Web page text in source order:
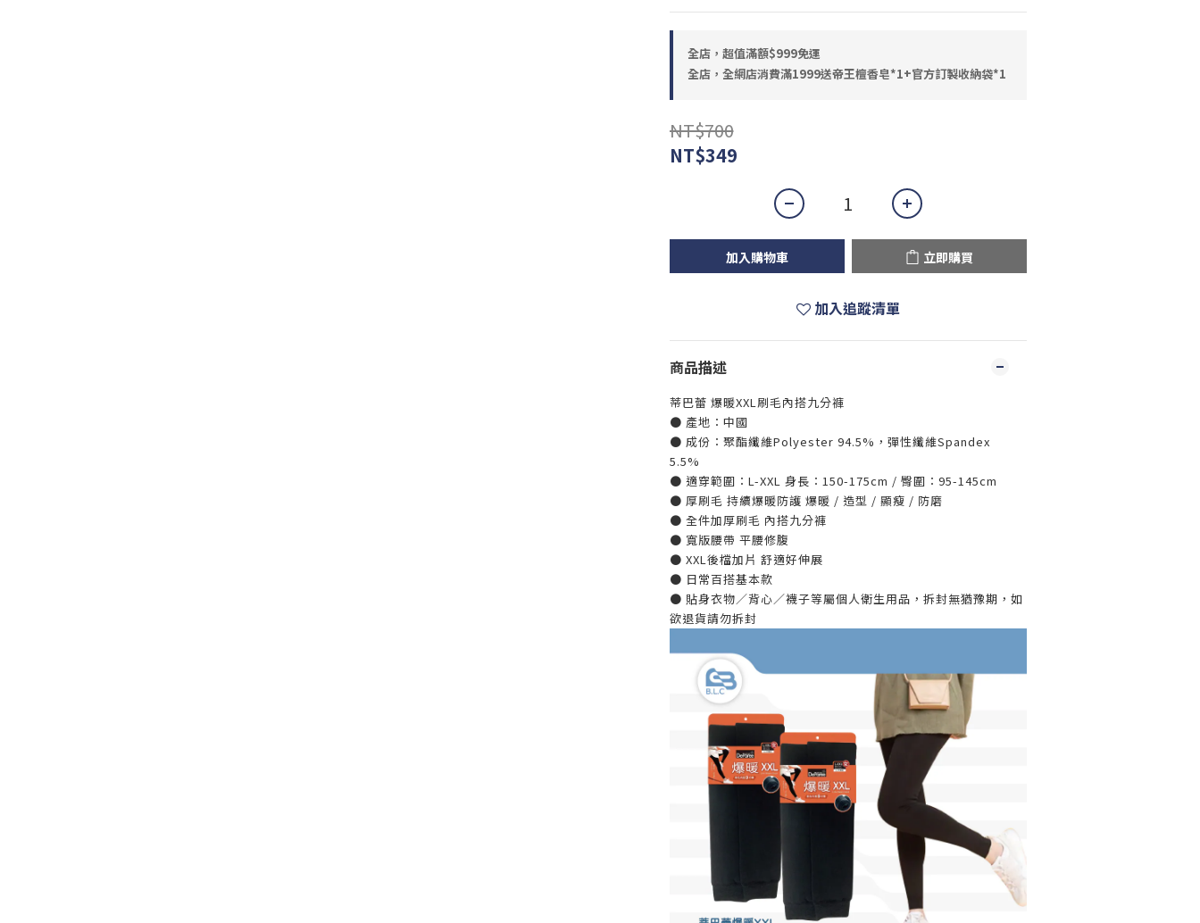
全店，超值滿額$999免運
全店，全網店消費滿1999送帝王檀香皂*1+官方訂製收納袋*1
NT$700
NT$349
加入購物車 立即購買
加入追蹤清單
商品描述
蒂巴蕾 爆暖XXL刷毛內搭九分褲
● 產地：中國
● 成份：聚酯纖維Polyester 94.5%，彈性纖維Spandex
5.5%
● 適穿範圍：L-XXL 身長：150-175cm / 臀圍：95-145cm
● 厚刷毛 持續爆暖防護 爆暖 / 造型 / 顯瘦 / 防磨
● 全件加厚刷毛 內搭九分褲
● 寬版腰帶 平腰修腹
● XXL後檔加片 舒適好伸展
● 日常百搭基本款
● 貼身衣物／背心／襪子等屬個人衛生用品，拆封無猶豫期，如
欲退貨請勿拆封